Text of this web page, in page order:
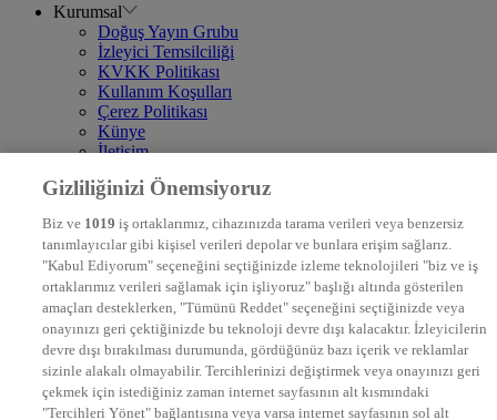
Kurumsal
Doğuş Yayın Grubu
İzleyici Temsilciliği
KVKK Politikası
Kullanım Koşulları
Çerez Politikası
Künye
İletişim
DYG Televizyonlar
STAR
EURO STAR
KRAL POP TV
DYG Radyolar
NTV RADYO
KRAL FM
KRAL POP
EKSEN
VOYAGE
DYG Dijital
Gizliliğinizi Önemsiyoruz
Biz ve 1019 iş ortaklarımız, cihazınızda tarama verileri veya benzersiz
tanımlayıcılar gibi kişisel verileri depolar ve bunlara erişim sağlarız.
"Kabul Ediyorum" seçeneğini seçtiğinizde izleme teknolojileri "biz ve iş
ortaklarımız verileri sağlamak için işliyoruz" başlığı altında gösterilen
amaçları desteklerken, "Tümünü Reddet" seçeneğini seçtiğinizde veya
onayınızı geri çektiğinizde bu teknoloji devre dışı kalacaktır. İzleyicilerin
devre dışı bırakılması durumunda, gördüğünüz bazı içerik ve reklamlar
sizinle alakalı olmayabilir. Tercihlerinizi değiştirmek veya onayınızı geri
çekmek için istediğiniz zaman internet sayfasının alt kısmındaki
"Tercihleri Yönet" bağlantısına veya varsa internet sayfasının sol alt